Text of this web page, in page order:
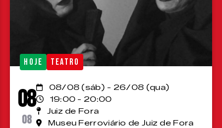
HOJE TEATRO
08
08
08/08 (sáb) - 26/08 (qua)
19:00 - 20:00
Juiz de Fora
Museu Ferroviário de Juiz de Fora